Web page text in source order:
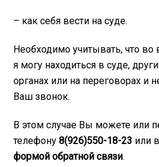
– как себя вести на суде.
Необходимо учитывать, что
я могу находиться в суде,
органах или на переговорах и
Ваш звонок.
В этом случае Вы можете или
телефону8(926)550-18-23 или
формой обратной связи.